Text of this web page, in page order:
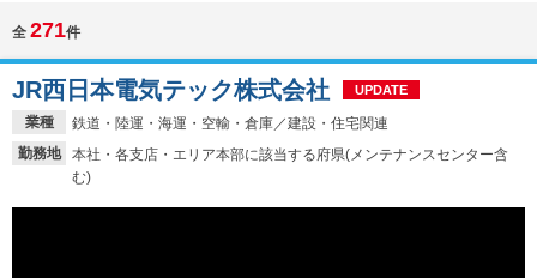
イベントを探す スカウト お知らせ
就活ノウハウ・サポート
全 271件
業種
鉄道・陸運・海運・空輸・倉庫／建設・住宅関連
勤務地
本社・各支店・エリア本部に該当する府県(メンテナンスセンター含
む)
JR西日本電気テック株式会社 UPDATE